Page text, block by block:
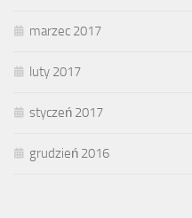
marzec 2017
luty 2017
styczeń 2017
grudzień 2016